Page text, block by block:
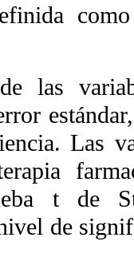
las
Las
t de
de